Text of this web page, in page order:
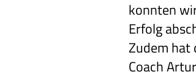
konnten
Erfolg
Zudem hat
Coach